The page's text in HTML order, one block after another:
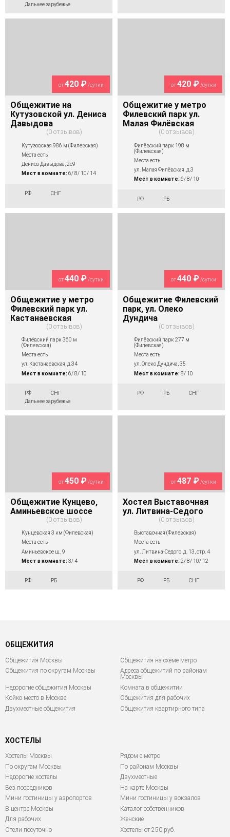
Дальнее зарубежье
от420 ₽ /сутки
Общежитие на
Кутузовской ул. Дениса
Давыдова
0 отзывов
Кутузовская 986 м (Филевская)
Места есть
Дениса Давыдова, 2с9
Мест в комнате: 6/ 8/ 10/ 14
РФ СНГ
от420 ₽ /сутки
Общежитие у метро
Филевский парк ул.
Малая Филёвская
0 отзывов
Филёвский парк 198 м
(Филевская)
Места есть
ул. Малая Филёвская, д.3
Мест в комнате: 6/ 8/ 10
РФ РБ
от440 ₽/сутки
Общежитие у метро
Филевский парк ул.
Кастанаевская
0 отзывов
Филёвский парк 360 м
(Филевская)
Места есть
ул. Кастанаевская, д.34
Мест в комнате: 6/ 8/ 10
РФ
СНГ
Дальнее зарубежье
от440 ₽/сутки
Общежитие Филевский
парк, ул. Олеко
Дундича
0 отзывов
Филёвский парк 277 м
(Филевская)
Места есть
ул. Олеко Дундича, 35
Мест в комнате: 8/ 10
РФ РБ СНГ
от450 ₽/сутки
Общежитие Кунцево,
Аминьевское шоссе
0 отзывов
Кунцевская 3 км (Филевская)
Места есть
Аминьевское ш., 9
Мест в комнате: 3/ 4
РФ РБ
от487 ₽/сутки
Хостел Выставочная
ул. Литвина-Седого
0 отзывов
Выставочная (Филевская)
Места есть
ул. Литвина-Седого, д. 13, стр. 4
Мест в комнате: 2/ 8/ 10/ 12
РФ РБ СНГ
ОБЩЕЖИТИЯ
Общежития Москвы
Общежития на схеме метро
Общежития по округам Москвы
Адреса общежитий по районам
Москвы
Недорогие общежития Москвы
Комната в общежитии
Койко место в Москве
Общежития для рабочих
Двухместные общежития
Общежития квартирного типа
ХОСТЕЛЫ
Хостелы Москвы
По округам Москвы
Недорогие хостелы
Без посредников
Мини гостиницы у аэропортов
В центре Москвы
Для рабочих
Отели посуточно
Рядом с метро
По районам Москвы
Двухместные
На карте Москвы
Мини гостиницы у вокзалов
Каталог собственников
Женские
Хостелы от 250 руб.